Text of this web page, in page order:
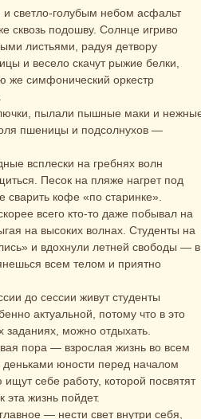
светло-голубым небом асфальт
сквозь подошву. Солнце игриво
листьями, радуя детвору
и весело скачут рыжие белки,
же симфонический оркестр
пылали пышные маки и
пшеницы и подсолнухов —
всплески на гребнях волн
Песок на пляже нагрет под
кофе «по старинке».
всего кто-то даже побывал на
на высоких волнах. Студенты на
и вдохнули летней свободы — в
всем телом и приятно
до сессии живут студенты
актуальной, потому что в это
можно отдыхать.
пора — взрослая жизнь во всем
деньками юности перед началом
себе работу, которой посвятят
эта жизнь пойдет.
— нести свет внутри себя,